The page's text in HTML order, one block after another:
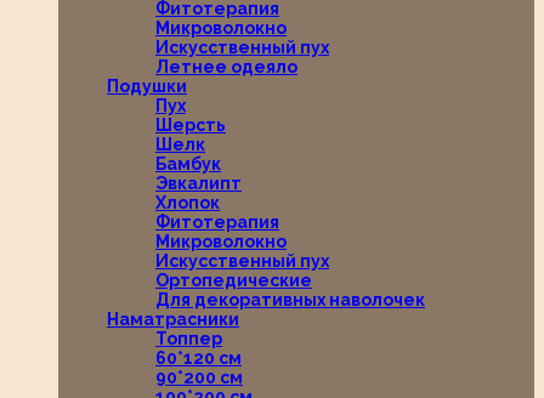
Фитотерапия
Микроволокно
Искусственный пух
Летнее одеяло
Подушки
Пух
Шерсть
Шелк
Бамбук
Эвкалипт
Хлопок
Фитотерапия
Микроволокно
Искусственный пух
Ортопедические
Для декоративных наволочек
Наматрасники
Топпер
60*120 см
90*200 см